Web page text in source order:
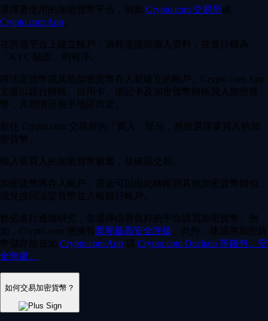
選擇要使用的加密貨幣平台，例如 Crypto.com 交易所或
Crypto.com App
在所選平台上建立帳戶，過程需提供個人資料，並進行稱為
「KYC 驗證」 的程序。
將法定貨幣或其他加密貨幣存入新建立的帳戶。Crypto.com App
支援以銀行轉帳、信用卡、借記卡及加密貨幣轉帳買入加密貨
幣，具體情況視乎地區而定。
前往 Crypto.com 交易所的「買入」部分，然後選擇要買入的加
密貨幣。
輸入要買入的加密貨幣數量，並確認交易。
加密貨幣將存入帳戶。資金可以由此轉帳到其他加密貨幣錢包，
或兌換回法定貨幣並入帳銀行帳戶。
務必進行透徹研究，並選擇信譽良好的平台購買加密貨幣。例
如，Crypto.com 便擁有 業界最高安全評級
。此外，建議將加密貨
幣儲存放在如 Crypto.com App 或 Crypto.com Onchain 等錢包，安
全無虞。
如何交易加密貨幣？